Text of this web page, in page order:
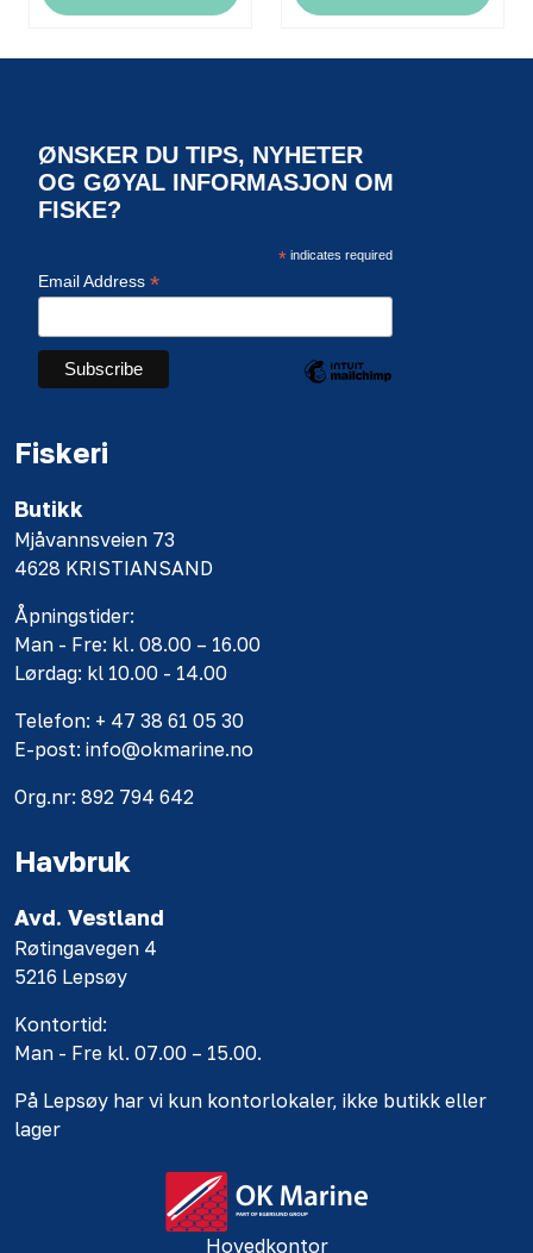
ØNSKER DU TIPS, NYHETER
OG GØYAL INFORMASJON OM
FISKE?
*indicates required
Email Address *
Fiskeri
Butikk
Mjåvannsveien 73
4628 KRISTIANSAND
Åpningstider:
Man - Fre: kl. 08.00 – 16.00
Lørdag: kl 10.00 - 14.00
Telefon: + 47 38 61 05 30
E-post: info@okmarine.no
Org.nr: 892 794 642
Havbruk
Avd. Vestland
Røtingavegen 4
5216 Lepsøy
Kontortid:
Man - Fre kl. 07.00 – 15.00.
På Lepsøy har vi kun kontorlokaler, ikke butikk eller
lager
Hovedkontor